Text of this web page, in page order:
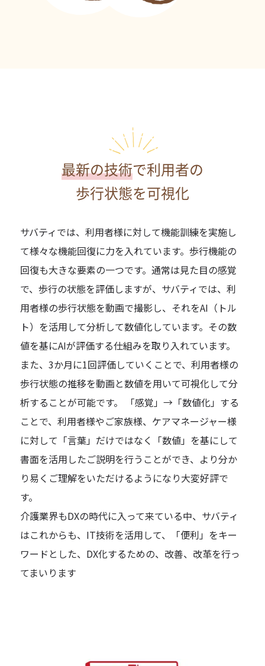
最新の技術で利用者の
歩行状態を可視化
サバティでは、利用者様に対して機能訓練を実施し
て様々な機能回復に力を入れています。歩行機能の
回復も大きな要素の一つです。通常は見た目の感覚
で、歩行の状態を評価しますが、サバティでは、利
用者様の歩行状態を動画で撮影し、それをAI（トル
ト）を活用して分析して数値化しています。その数
値を基にAIが評価する仕組みを取り入れています。
また、3か月に1回評価していくことで、利用者様の
歩行状態の推移を動画と数値を用いて可視化して分
析することが可能です。 「感覚」→「数値化」する
ことで、利用者様やご家族様、ケアマネージャー様
に対して「言葉」だけではなく「数値」を基にして
書面を活用したご説明を行うことができ、より分か
り易くご理解をいただけるようになり大変好評で
す。
介護業界もDXの時代に入って来ている中、サバティ
はこれからも、IT技術を活用して、「便利」をキー
ワードとした、DX化するための、改善、改革を行っ
てまいります